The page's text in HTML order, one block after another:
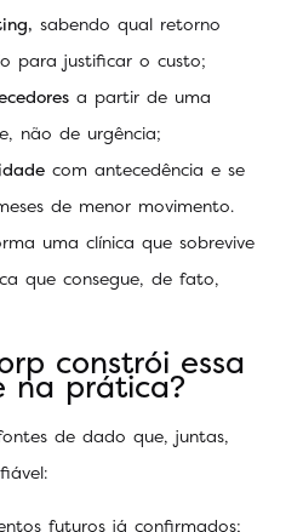
sabendo qual retorno
para justificar o custo;
a partir de uma
não de urgência;
com antecedência e se
de menor movimento.
uma clínica que sobrevive
que consegue, de fato,
constrói essa
na prática?
de dado que, juntas,
futuros já confirmados;